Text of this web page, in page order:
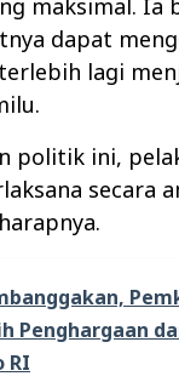
maksimal. Ia
dapat
lagi
politik ini,
secara
Penghargaan
RI